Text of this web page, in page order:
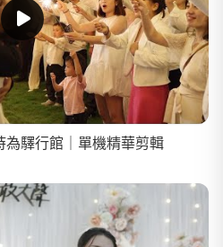
驛行館｜單機精華剪輯